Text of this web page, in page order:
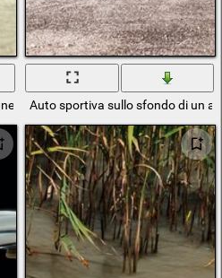
diventano bianche
Auto sportiva sullo sfondo di un